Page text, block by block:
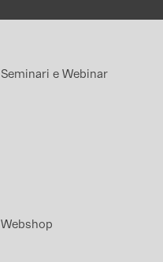
Seminari e Webinar
Webshop